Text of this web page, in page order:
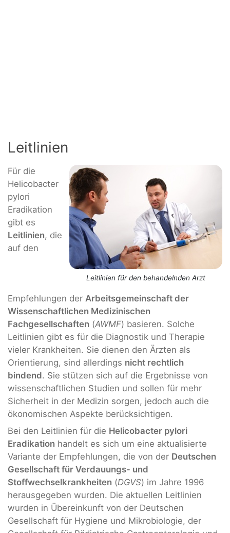
Leitlinien
Leitlinien für den behandelnden Arzt
Für die
Helicobacter
pylori
Eradikation
gibt es
Leitlinien, die
auf den
Empfehlungen der Arbeitsgemeinschaft der
Wissenschaftlichen Medizinischen
Fachgesellschaften (AWMF) basieren. Solche
Leitlinien gibt es für die Diagnostik und Therapie
vieler Krankheiten. Sie dienen den Ärzten als
Orientierung, sind allerdings nicht rechtlich
bindend. Sie stützen sich auf die Ergebnisse von
wissenschaftlichen Studien und sollen für mehr
Sicherheit in der Medizin sorgen, jedoch auch die
ökonomischen Aspekte berücksichtigen.
Bei den Leitlinien für die Helicobacter pylori
Eradikation handelt es sich um eine aktualisierte
Variante der Empfehlungen, die von der Deutschen
Gesellschaft für Verdauungs- und
Stoffwechselkrankheiten (DGVS) im Jahre 1996
herausgegeben wurden. Die aktuellen Leitlinien
wurden in Übereinkunft von der Deutschen
Gesellschaft für Hygiene und Mikrobiologie, der